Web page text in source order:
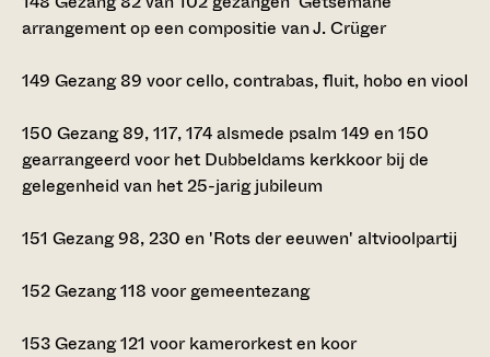
arrangement op een compositie van J. Crüger
149 Gezang 89 voor cello, contrabas, fluit, hobo en viool
150 Gezang 89, 117, 174 alsmede psalm 149 en 150
gearrangeerd voor het Dubbeldams kerkkoor bij de
gelegenheid van het 25-jarig jubileum
151 Gezang 98, 230 en 'Rots der eeuwen' altvioolpartij
152Gezang 118 voor gemeentezang
153Gezang 121 voor kamerorkest en koor